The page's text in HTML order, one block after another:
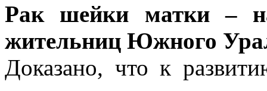
Рак шейки матки –
жительниц Южного
Доказано, что к